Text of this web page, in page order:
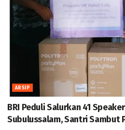
ARSIP
BRI Peduli Salurkan 41
Subulussalam, Santri Sambut